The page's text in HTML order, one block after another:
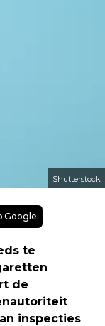
Shutterstock
Google
te
de
inspecties